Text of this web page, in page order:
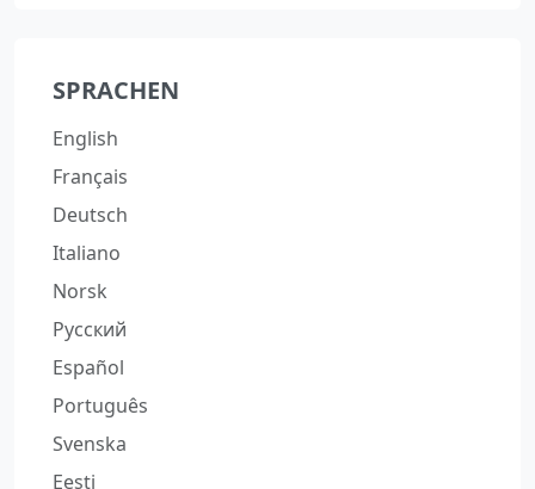
SPRACHEN
English
Français
Deutsch
Italiano
Norsk
Русский
Español
Português
Svenska
Eesti